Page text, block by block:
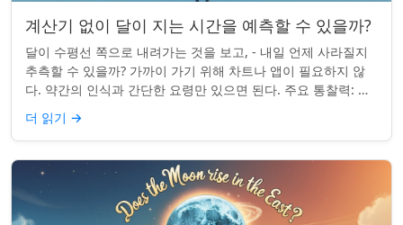
계산기 없이 달이 지는 시간을 예측할 수 있을까?
달이 수평선 쪽으로 내려가는 것을 보고, - 내일 언제 사라질지
추측할 수 있을까? 가까이 가기 위해 차트나 앱이 필요하지 않
다. 약간의 인식과 간단한 요령만 있으면 된다. 주요 통찰력: 오
늘의 달 뜨는 시간을 알고...
더 읽기 →